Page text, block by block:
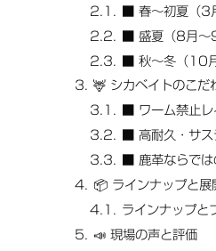
■ 春～初夏（3
■ 盛夏（8月～9
■ 秋～冬（10
🦌 シカベイトのこだ
■ ワーム禁止
■ 高耐久・サ
■ 鹿革ならで
📦 ラインナップと展
ラインナップと
📣 現場の声と評価